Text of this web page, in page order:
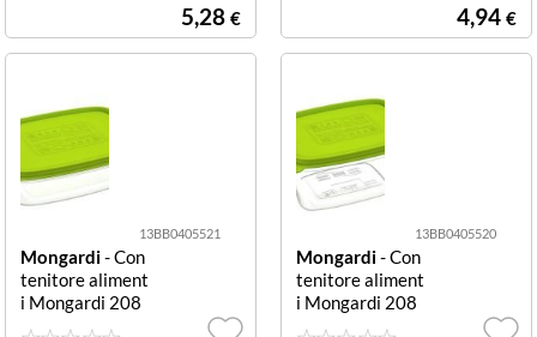
5,28 € 4,94 €
13BB0405521
Mongardi- Con
tenitore aliment
i Mongardi 208
7C12
13BB0405520
Mongardi- Con
tenitore aliment
i Mongardi 208
6C12